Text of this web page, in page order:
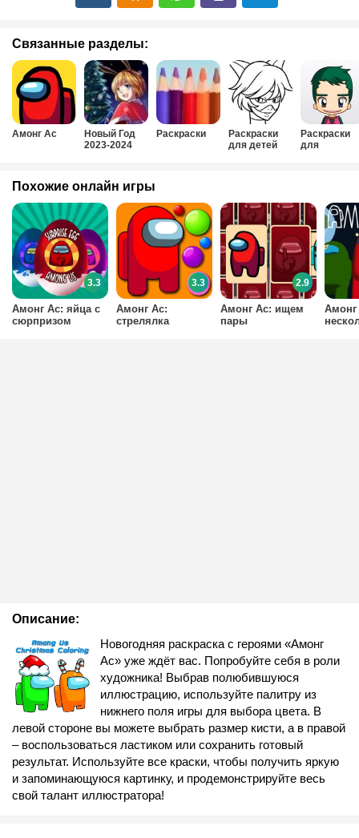
Связанные разделы:
Амонг Ас
Новый Год
2023-2024
Раскраски
Раскраски
для детей
Раскраски
для
Описание:
Новогодняя раскраска с героями «Амонг
Ас» уже ждёт вас. Попробуйте себя в роли
художника! Выбрав полюбившуюся
иллюстрацию, используйте палитру из
нижнего поля игры для выбора цвета. В
левой стороне вы можете выбрать размер кисти, а в правой
– воспользоваться ластиком или сохранить готовый
результат. Используйте все краски, чтобы получить яркую
и запоминающуюся картинку, и продемонстрируйте весь
свой талант иллюстратора!
Похожие онлайн игры
Амонг Ас: яйца с
сюрпризом
3.3
Амонг Ас:
стрелялка
3.3
Амонг Ас: ищем
пары
2.9
Амонг